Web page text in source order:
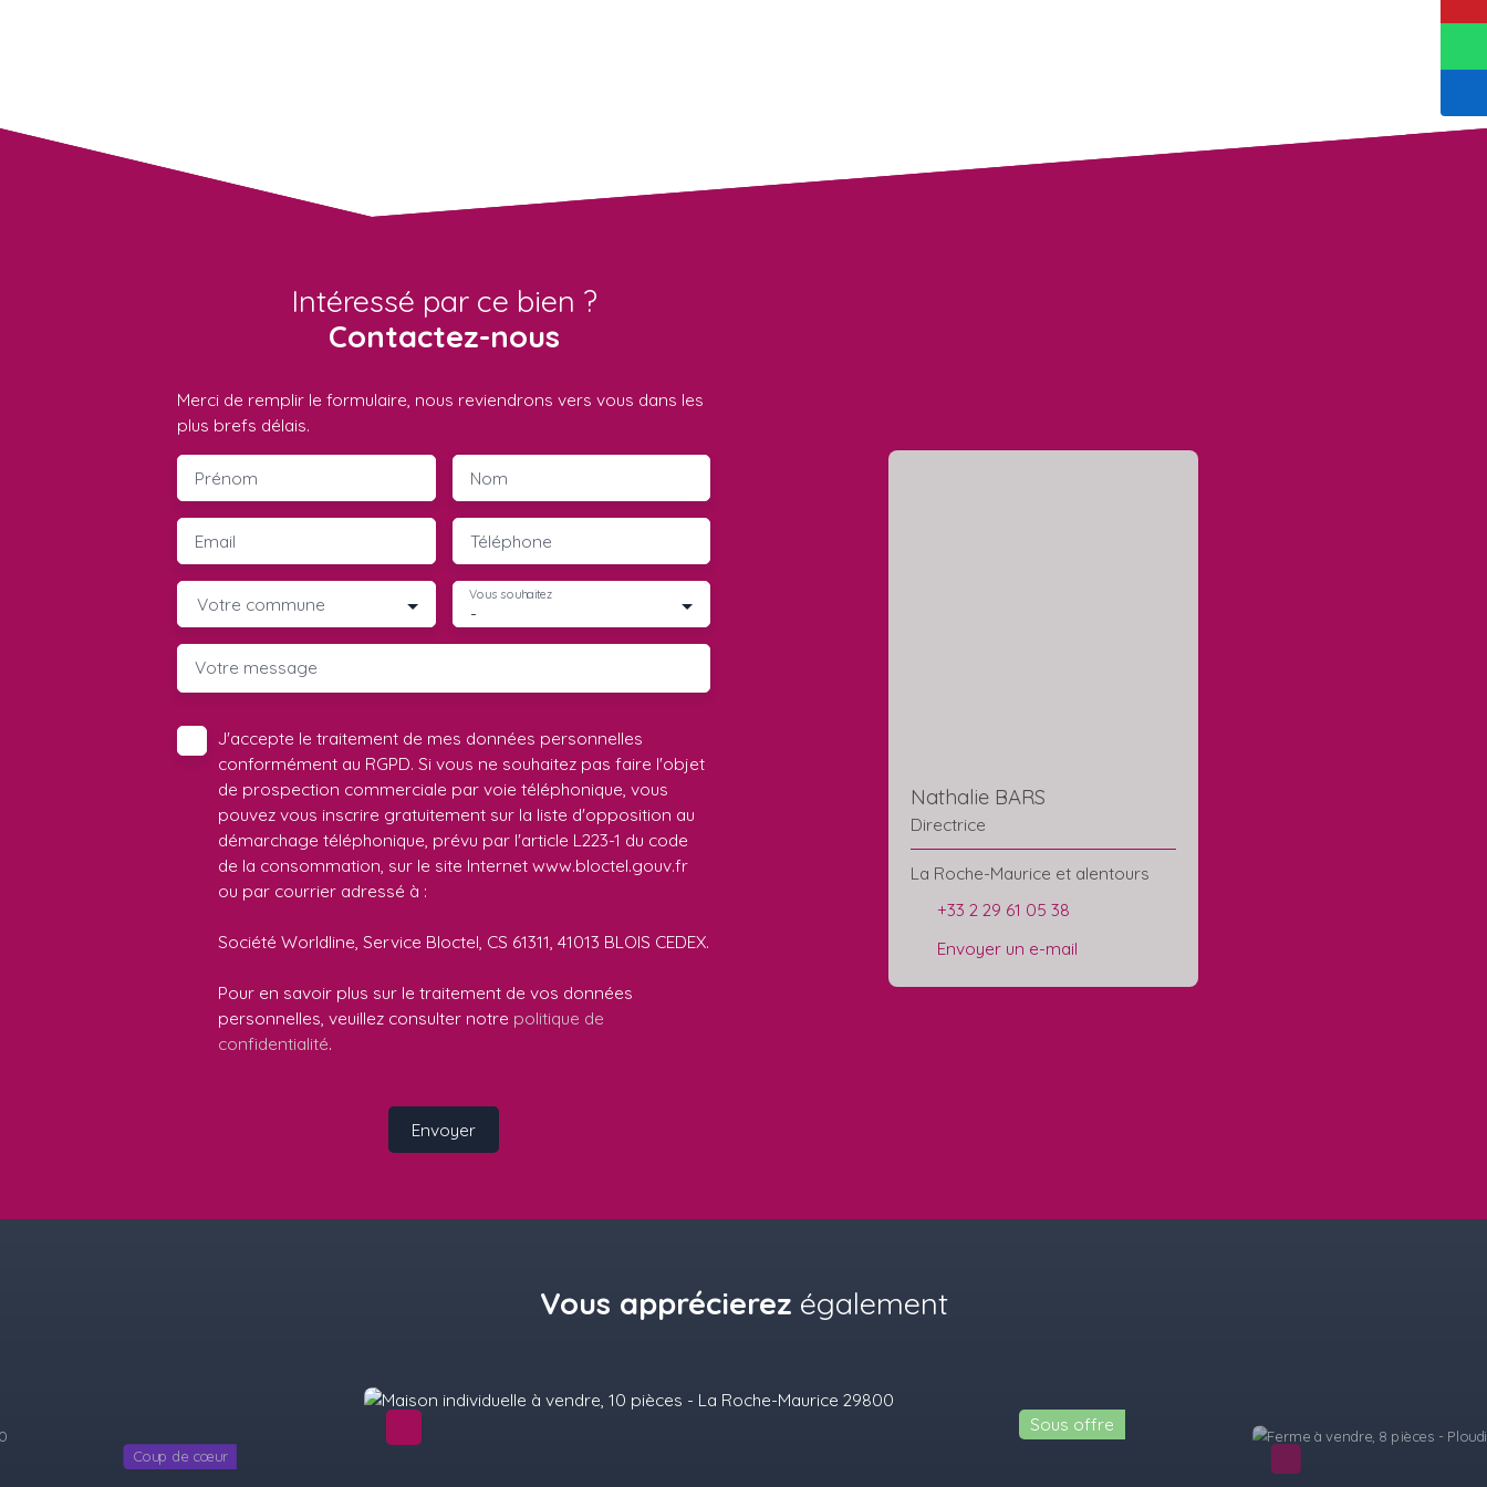
Intéressé par ce bien ?
Contactez-nous
Merci de remplir le formulaire, nous reviendrons vers vous dans les
plus brefs délais.
Prénom Nom
Email Téléphone
Votre commune -
Vous souhaitez
Votre message
J'accepte le traitement de mes données personnelles
conformément au RGPD. Si vous ne souhaitez pas faire l'objet
de prospection commerciale par voie téléphonique, vous
pouvez vous inscrire gratuitement sur la liste d'opposition au
démarchage téléphonique, prévu par l'article L223-1 du code
de la consommation, sur le site Internet www.bloctel.gouv.fr
ou par courrier adressé à :
Société Worldline, Service Bloctel, CS 61311, 41013 BLOIS CEDEX.
Pour en savoir plus sur le traitement de vos données
personnelles, veuillez consulter notre politique de
confidentialité.
Envoyer
Nathalie BARS
Directrice
La Roche-Maurice et alentours
+33 2 29 61 05 38
Envoyer un e-mail
Vous apprécierez également
Sous offre